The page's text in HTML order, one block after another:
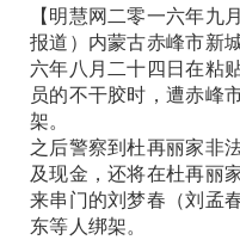
【明慧网二零一六年九
报道）内蒙古赤峰市新
六年八月二十四日在粘
员的不干胶时，遭赤峰
架。
之后警察到杜再丽家非
及现金，还将在杜再丽
来串门的刘梦春（刘孟
东等人绑架。